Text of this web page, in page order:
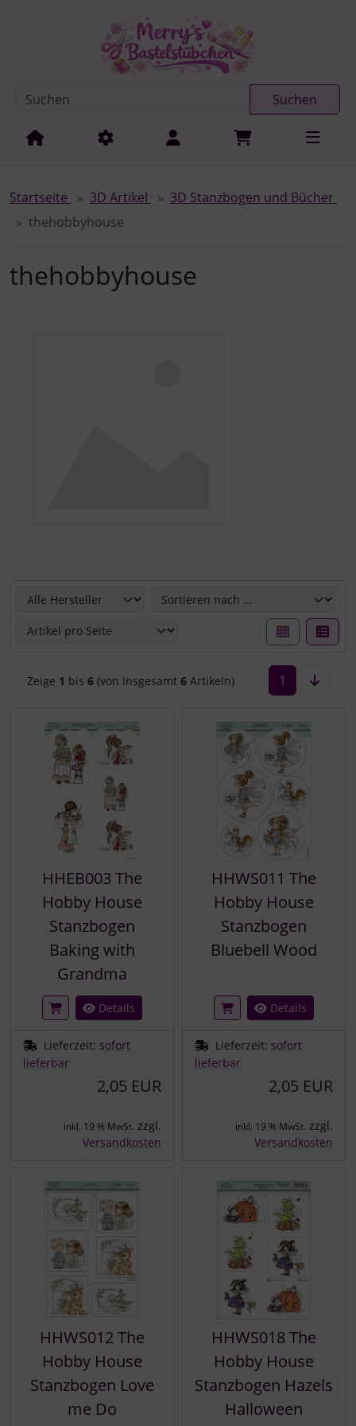
Springe zur Navigation
Suchen
Startseite 3D Artikel
3D Stanzbogen und Bücher
thehobbyhouse
thehobbyhouse
Zeige 1 bis 6(von insgesamt 6Artikeln) 1
HHEB003 The
Hobby House
Stanzbogen
Baking with
Grandma
Details
Lieferzeit: sofort
lieferbar
2,05 EUR
inkl. 19 % MwSt. zzgl.
Versandkosten
HHWS011 The
Hobby House
Stanzbogen
Bluebell Wood
Details
Lieferzeit: sofort
lieferbar
2,05 EUR
inkl. 19 % MwSt. zzgl.
Versandkosten
HHWS012 The
Hobby House
Stanzbogen Love
me Do
HHWS018 The
Hobby House
Stanzbogen Hazels
Halloween